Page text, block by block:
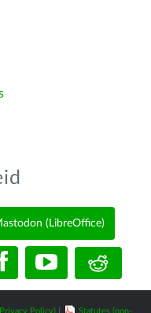
(LibreOffice)
Policy) Statutes (non-